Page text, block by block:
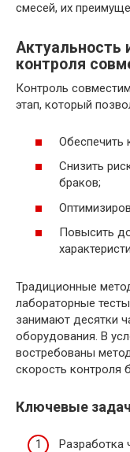
смесей, их
Актуальность
контроля
Контроль
этап, который
Обеспечить
Снизить
браков;
Повысить
Традиционные
лабораторные
занимают десятки
оборудования. В
востребованы
скорость контроля
Ключевые
Разработка